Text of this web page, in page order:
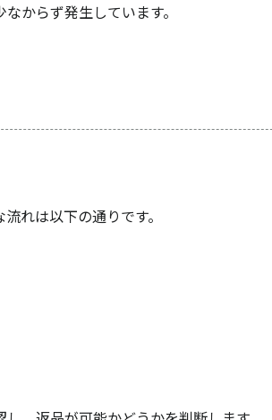
からず発生しています。
れは以下の通りです。